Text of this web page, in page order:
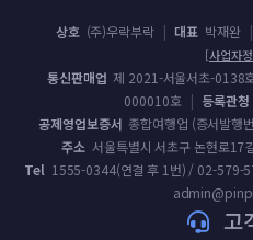
상호 (주)우락부락 | 대표 박재완 |
[사업자
통신판매업 제 2021-서울서초-0138
000010호 | 등록관청
공제영업보증서 종합여행업 (증서발
주소 서울특별시 서초구 논현로17
Tel 1555-0344(연결 후 1번) / 02-579-
고